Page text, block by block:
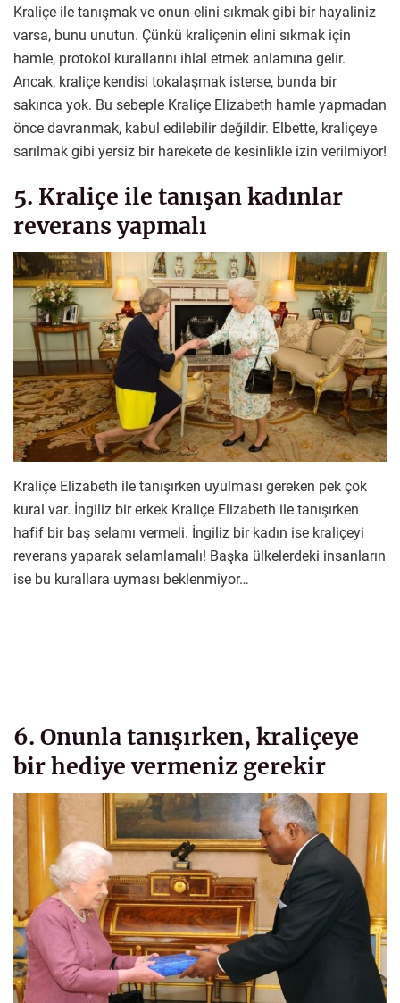
Kraliçe ile tanışmak ve onun elini sıkmak gibi bir hayaliniz
varsa, bunu unutun. Çünkü kraliçenin elini sıkmak için
hamle, protokol kurallarını ihlal etmek anlamına gelir.
Ancak, kraliçe kendisi tokalaşmak isterse, bunda bir
sakınca yok. Bu sebeple Kraliçe Elizabeth hamle yapmadan
önce davranmak, kabul edilebilir değildir. Elbette, kraliçeye
sarılmak gibi yersiz bir harekete de kesinlikle izin verilmiyor!
5. Kraliçe ile tanışan kadınlar
reverans yapmalı
Kraliçe Elizabeth ile tanışırken uyulması gereken pek çok
kural var. İngiliz bir erkek Kraliçe Elizabeth ile tanışırken
hafif bir baş selamı vermeli. İngiliz bir kadın ise kraliçeyi
reverans yaparak selamlamalı! Başka ülkelerdeki insanların
ise bu kurallara uyması beklenmiyor…
6. Onunla tanışırken, kraliçeye
bir hediye vermeniz gerekir